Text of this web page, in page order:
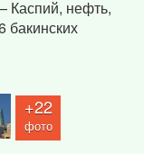
Каспий, нефть,
бакинских
+22
фото